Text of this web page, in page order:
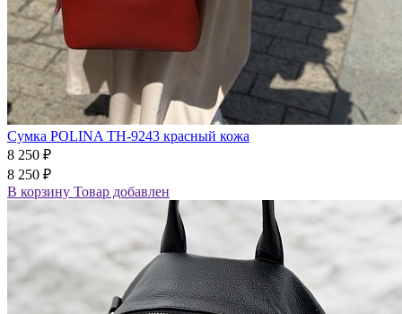
Сумка POLINA TH-9243 красный кожа
8 250 ₽
8 250 ₽
В корзину Товар добавлен